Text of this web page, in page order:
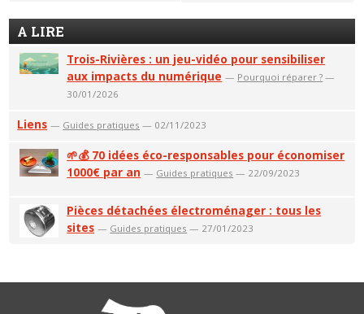
A LIRE
Trois-Rivières : un jeu-vidéo pour sensibiliser
aux impacts du numérique — Pourquoi réparer ? —
30/01/2026
Liens — Guides pratiques — 02/11/2023
🌱💰 70 idées éco-responsables pour économiser
1000€ par an — Guides pratiques — 22/09/2023
Pièces détachées électroménager : tous les
sites — Guides pratiques — 27/01/2023